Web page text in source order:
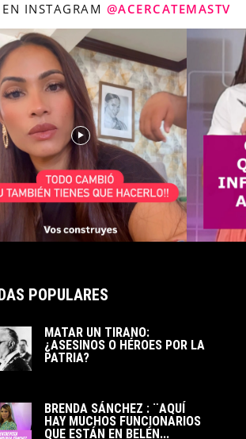
INSTAGRAM @ACERCATEMASTV
POPULARES
MATAR UN TIRANO:
¿ASESINOS O HÉROES POR LA
PATRIA?
BRENDA SÁNCHEZ : ¨AQUÍ
HAY MUCHOS FUNCIONARIOS
QUE ESTÁN EN BELÉN...